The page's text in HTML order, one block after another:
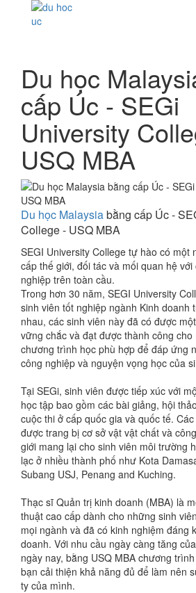
Du học
cấp Úc - SEGi
University
USQ MBA
Du học Malaysiabằng cấp Úc -
College - USQ MBA
SEGI University College tự hào có một
cấp thế giới, đối tác và mối quan hệ
nghiệp trên toàn cầu.
Trong hơn 30 năm, SEGI University
sinh viên tốt nghiệp ngành Kinh doanh
nhau, các sinh viên này đã có được
vững chắc và đạt được thành công
chương trình học phù hợp để đáp ứng
công nghiệp và nguyện vọng học của
Tại SEGi, sinh viên được tiếp xúc với
học tập bao gồm các bài giảng, hội
cuộc thi ở cấp quốc gia và quốc tế.
được trang bị cơ sở vật vật chất và
giới mang lại cho sinh viên môi trường
lạc ở nhiều thành phố như Kota
Subang USJ, Penang and Kuching.
Thạc sĩ Quản trị kinh doanh (MBA) là
thuật cao cấp dành cho những sinh
mọi ngành và đã có kinh nghiệm đáng
doanh. Với nhu cầu ngày càng tăng
ngày nay, bằng USQ MBA chương
bạn cải thiện khả năng đủ để làm nên
ty của mình.